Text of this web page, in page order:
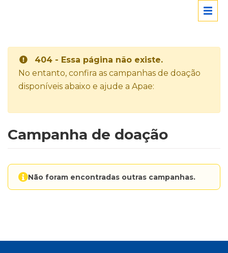
404 - Essa página não existe.
No entanto, confira as campanhas de doação
disponíveis abaixo e ajude a Apae:
Campanha de doação
Não foram encontradas outras campanhas.